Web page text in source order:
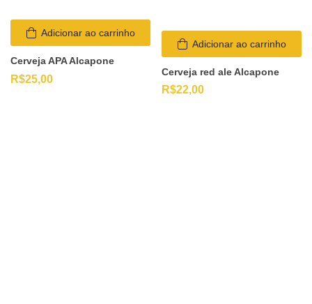
Adicionar ao carrinho
Cerveja APA Alcapone
R$25,00
Adicionar ao carrinho
Cerveja red ale Alcapone
R$22,00